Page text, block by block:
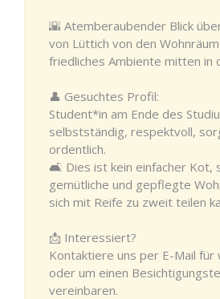
🌇 Atemberaubender Blick
von Lüttich von den
friedliches Ambiente mitten in
👤 Gesuchtes Profil:
Student*in am Ende des
selbstständig, respektvoll,
ordentlich.
🛋️ Dies ist kein einfacher Kot,
gemütliche und gepflegte
sich mit Reife zu zweit teilen
📩 Interessiert?
Kontaktiere uns per E-Mail
oder um einen
vereinbaren.